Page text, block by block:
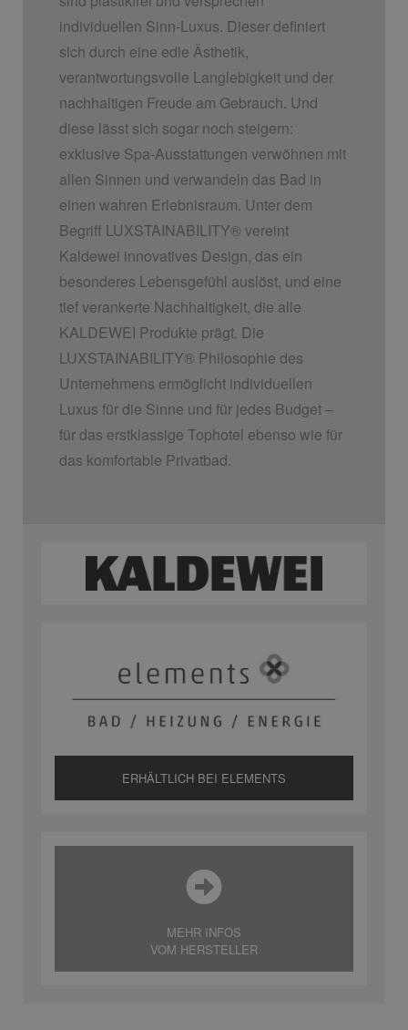
individuellen Sinn-Luxus. Dieser definiert
sich durch eine edle Ästhetik,
verantwortungsvolle Langlebigkeit und der
nachhaltigen Freude am Gebrauch. Und
diese lässt sich sogar noch steigern:
exklusive Spa-Ausstattungen verwöhnen mit
allen Sinnen und verwandeln das Bad in
einen wahren Erlebnisraum. Unter dem
Begriff LUXSTAINABILITY® vereint
Kaldewei innovatives Design, das ein
besonderes Lebensgefühl auslöst, und eine
tief verankerte Nachhaltigkeit, die alle
KALDEWEI Produkte prägt. Die
LUXSTAINABILITY® Philosophie des
Unternehmens ermöglicht individuellen
Luxus für die Sinne und für jedes Budget –
für das erstklassige Tophotel ebenso wie für
das komfortable Privatbad.
ERHÄLTLICH BEI ELEMENTS
MEHR INFOS
VOM HERSTELLER